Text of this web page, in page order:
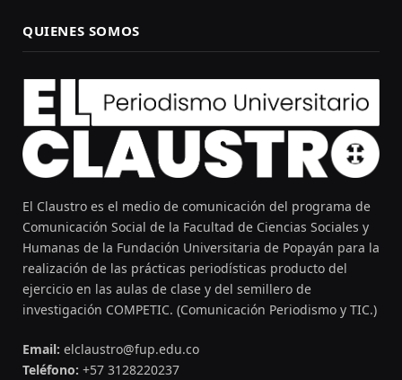
QUIENES SOMOS
El Claustro es el medio de comunicación del programa de
Comunicación Social de la Facultad de Ciencias Sociales y
Humanas de la Fundación Universitaria de Popayán para la
realización de las prácticas periodísticas producto del
ejercicio en las aulas de clase y del semillero de
investigación COMPETIC. (Comunicación Periodismo y TIC.)
Email: elclaustro@fup.edu.co
Teléfono: +57 3128220237